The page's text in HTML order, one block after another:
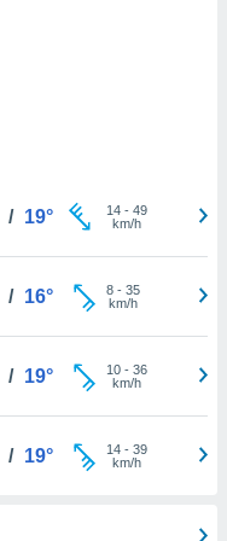
/ 19° 14- 49
km/h
/ 16° 8- 35
km/h
/ 19° 10- 36
km/h
/ 19° 14- 39
km/h